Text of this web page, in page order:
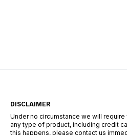
DISCLAIMER
Under no circumstance we will
any type of product, including credit
this happens, please contact us